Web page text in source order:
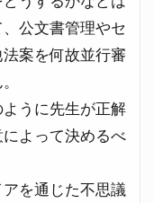
公文書管理やセ
案を何故並行審
うに先生が正解
よって決めるべ
を通じた不思議